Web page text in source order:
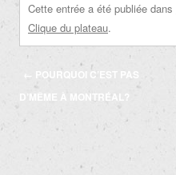
Cette entrée a été publiée dans
Clique du plateau.
Navigation
des
articles
← POURQUOI C’EST PAS
D’MÊME À MONTRÉAL?